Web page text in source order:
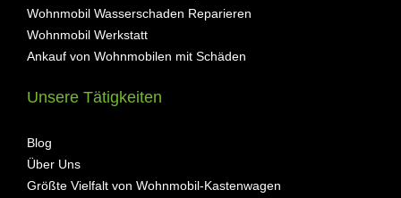
Wohnmobil Wasserschaden Reparieren
Wohnmobil Werkstatt
Ankauf von Wohnmobilen mit Schäden
Unsere Tätigkeiten
Blog
Über Uns
Größte Vielfalt von Wohnmobil-Kastenwagen